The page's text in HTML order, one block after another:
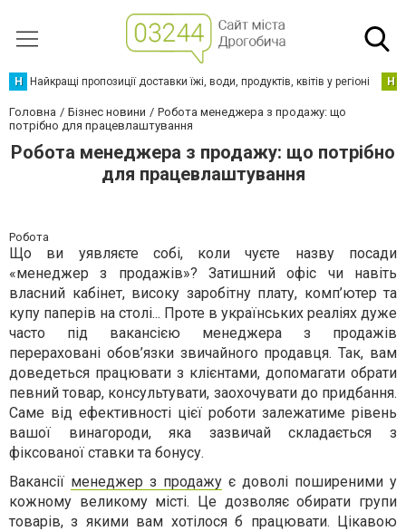
Н Найкращі пропозиції доставки їжі, води, продуктів, квітів у регіоні Н
Головна Бізнес новини
Робота менеджера з продажу: що
потрібно для працевлаштування
Робота менеджера з продажу: що потрібно
для працевлаштування
Робота
Що ви уявляєте собі, коли чуєте назву посади
«менеджер з продажів»? Затишний офіс чи навіть
власний кабінет, високу заробітну плату, комп’ютер та
купу паперів на столі... Проте в українських реаліях дуже
часто під вакансією менеджера з продажів
перераховані обов’язки звичайного продавця. Так, вам
доведеться працювати з клієнтами, допомагати обрати
певний товар, консультувати, заохочувати до придбання.
Саме від ефективності цієї роботи залежатиме рівень
вашої винагороди, яка зазвичай складається з
фіксованої ставки та бонусу.
Вакансії менеджер з продажу є доволі поширеними у
кожному великому місті. Це дозволяє обирати групи
товарів, з якими вам хотілося б працювати. Цікавою